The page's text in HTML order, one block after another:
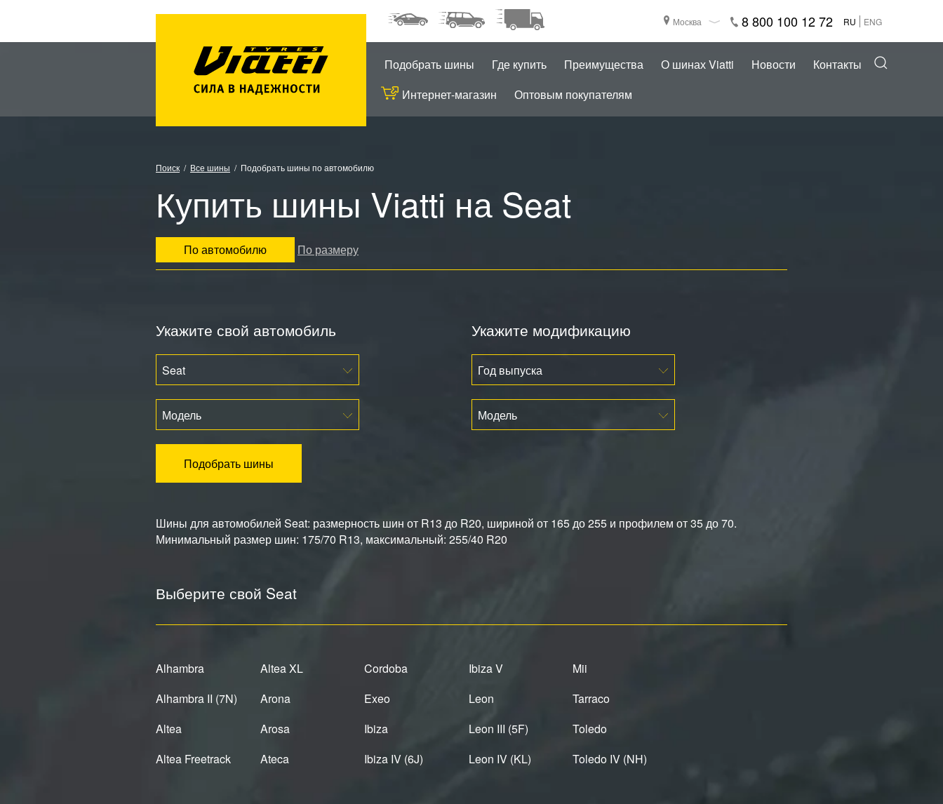
Москва 8 800 100 12 72 RU ENG
Подобрать шины Где купить Преимущества О шинах Viatti Новости
Контакты
Интернет-магазин
Оптовым покупателям
Поиск Все шины Подобрать шины по автомобилю
Купить шины Viatti на Seat
По автомобилю По размеру
Укажите свой автомобиль
Seat
Модель
Укажите модификацию
Год выпуска
Модель
Подобрать шины
Шины для автомобилей Seat: размерность шин от R13 до R20, шириной от 165 до 255 и профилем от 35 до 70.
Минимальный размер шин: 175/70 R13, максимальный: 255/40 R20
Выберите свой Seat
Alhambra
Alhambra II (7N)
Altea
Altea Freetrack
Altea XL
Arona
Arosa
Ateca
Cordoba
Exeo
Ibiza
Ibiza IV (6J)
Ibiza V
Leon
Leon III (5F)
Leon IV (KL)
Mii
Tarraco
Toledo
Toledo IV (NH)